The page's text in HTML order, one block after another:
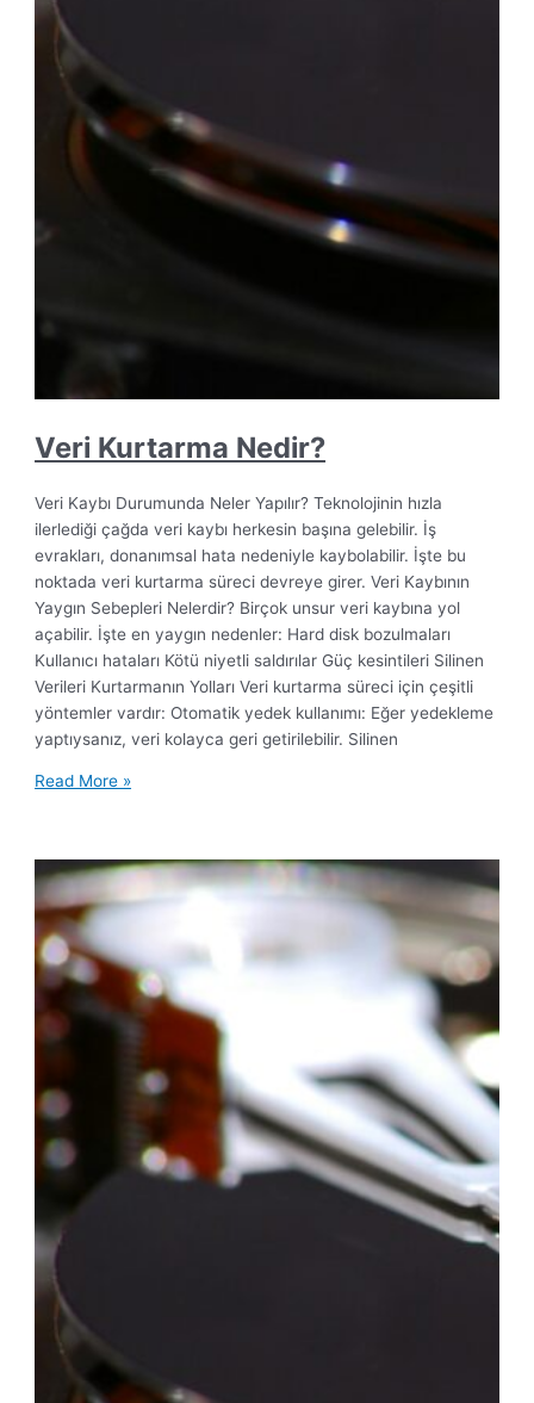
Veri Kurtarma Nedir?
Veri Kaybı Durumunda Neler Yapılır? Teknolojinin hızla
ilerlediği çağda veri kaybı herkesin başına gelebilir. İş
evrakları, donanımsal hata nedeniyle kaybolabilir. İşte bu
noktada veri kurtarma süreci devreye girer. Veri Kaybının
Yaygın Sebepleri Nelerdir? Birçok unsur veri kaybına yol
açabilir. İşte en yaygın nedenler: Hard disk bozulmaları
Kullanıcı hataları Kötü niyetli saldırılar Güç kesintileri Silinen
Verileri Kurtarmanın Yolları Veri kurtarma süreci için çeşitli
yöntemler vardır: Otomatik yedek kullanımı: Eğer yedekleme
yaptıysanız, veri kolayca geri getirilebilir. Silinen
Veri
Read More »